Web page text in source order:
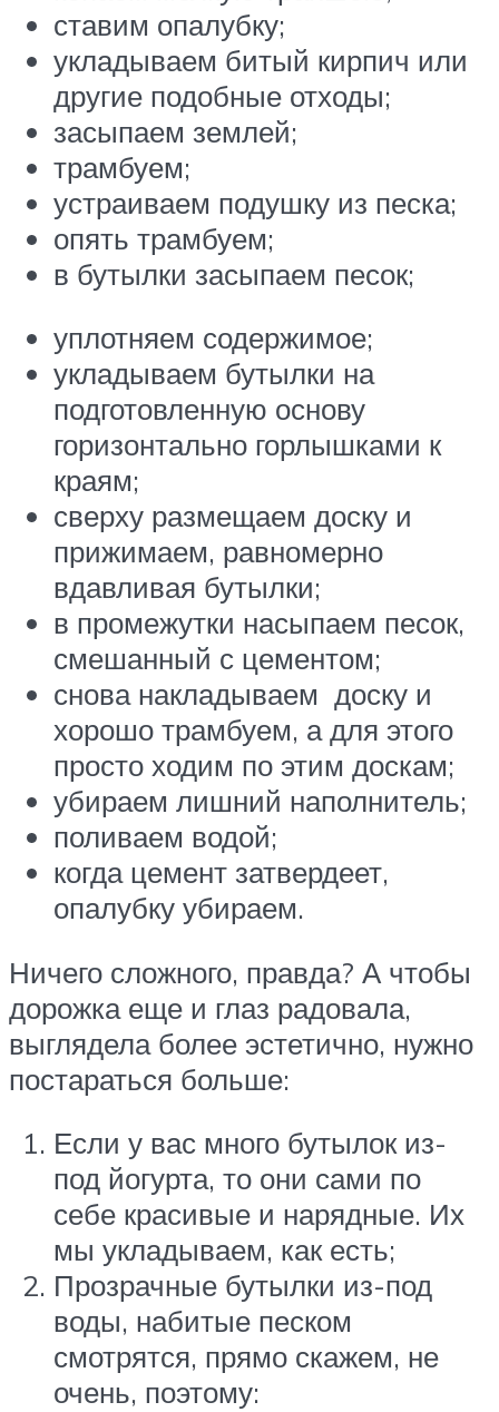
ставим опалубку;
укладываем битый кирпич или
другие подобные отходы;
засыпаем землей;
трамбуем;
устраиваем подушку из песка;
опять трамбуем;
в бутылки засыпаем песок;
уплотняем содержимое;
укладываем бутылки на
подготовленную основу
горизонтально горлышками к
краям;
сверху размещаем доску и
прижимаем, равномерно
вдавливая бутылки;
в промежутки насыпаем песок,
смешанный с цементом;
снова накладываем доску и
хорошо трамбуем, а для этого
просто ходим по этим доскам;
убираем лишний наполнитель;
поливаем водой;
когда цемент затвердеет,
опалубку убираем.
Ничего сложного, правда? А чтобы
дорожка еще и глаз радовала,
выглядела более эстетично, нужно
постараться больше:
Если у вас много бутылок из-
под йогурта, то они сами по
себе красивые и нарядные. Их
мы укладываем, как есть;
Прозрачные бутылки из-под
воды, набитые песком
смотрятся, прямо скажем, не
очень, поэтому: